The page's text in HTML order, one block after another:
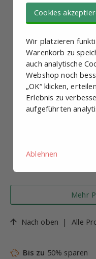
Mehr
Nach oben | Alle
Bis zu 50% sparen
Cookies
Wir platzieren
Warenkorb zu
auch analytische
Webshop noch
„OK“ klicken,
Erlebnis zu
aufgeführten
Ablehnen